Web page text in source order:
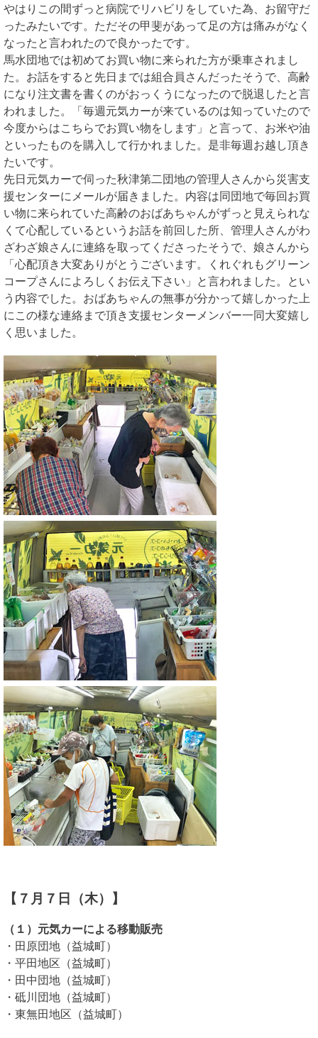
やはりこの間ずっと病院でリハビリをしていた為、お留守だ
ったみたいです。ただその甲斐があって足の方は痛みがなく
なったと言われたので良かったです。
馬水団地では初めてお買い物に来られた方が乗車されまし
た。お話をすると先日までは組合員さんだったそうで、高齢
になり注文書を書くのがおっくうになったので脱退したと言
われました。「毎週元気カーが来ているのは知っていたので
今度からはこちらでお買い物をします」と言って、お米や油
といったものを購入して行かれました。是非毎週お越し頂き
たいです。
先日元気カーで伺った秋津第二団地の管理人さんから災害支
援センターにメールが届きました。内容は同団地で毎回お買
い物に来られていた高齢のおばあちゃんがずっと見えられな
くて心配しているというお話を前回した所、管理人さんがわ
ざわざ娘さんに連絡を取ってくださったそうで、娘さんから
「心配頂き大変ありがとうございます。くれぐれもグリーン
コープさんによろしくお伝え下さい」と言われました。とい
う内容でした。おばあちゃんの無事が分かって嬉しかった上
にこの様な連絡まで頂き支援センターメンバー一同大変嬉し
く思いました。
【７月７日（木）】
（１）元気カーによる移動販売
・田原団地（益城町）
・平田地区（益城町）
・田中団地（益城町）
・砥川団地（益城町）
・東無田地区（益城町）